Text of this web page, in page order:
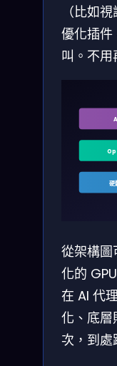
（比如
優化插
叫。不用
硬
從架構
化的
在 AI 代
化、底層
次，到處